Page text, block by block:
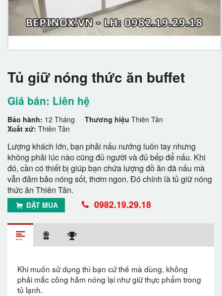
Tủ giữ nóng thức ăn buffet
Giá bán: Liên hệ
Bảo hành: 12 Tháng Thương hiệu Thiên Tân
Xuất xứ: Thiên Tân
Lượng khách lớn, bạn phải nấu nướng luôn tay nhưng
không phải lúc nào cũng đủ người và đủ bếp để nấu. Khi
đó, cần có thiết bị giúp bạn chứa lượng đồ ăn đã nấu mà
vẫn đảm bảo nóng sốt, thơm ngon. Đó chính là tủ giữ nóng
thức ăn Thiên Tân.
ĐẶT MUA 0982.19.29.18
Khi muốn sử dụng thì bạn cứ thế mà dùng, không
phải mắc công hâm nóng lại như giữ thực phẩm trong
tủ lạnh.